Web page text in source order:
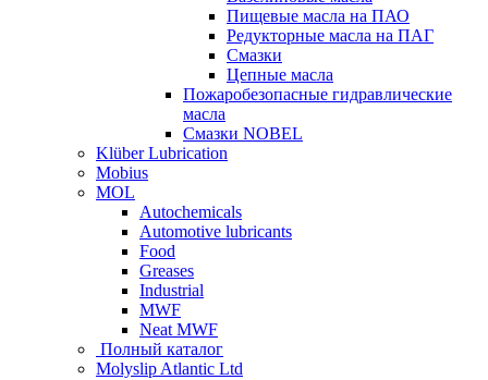
Пищевые масла на ПАО
Редукторные масла на ПАГ
Смазки
Цепные масла
Пожаробезопасные гидравлические
масла
Смазки NOBEL
Klüber Lubrication
Mobius
MOL
Autochemicals
Automotive lubricants
Food
Greases
Industrial
MWF
Neat MWF
Полный каталог
Molyslip Atlantic Ltd